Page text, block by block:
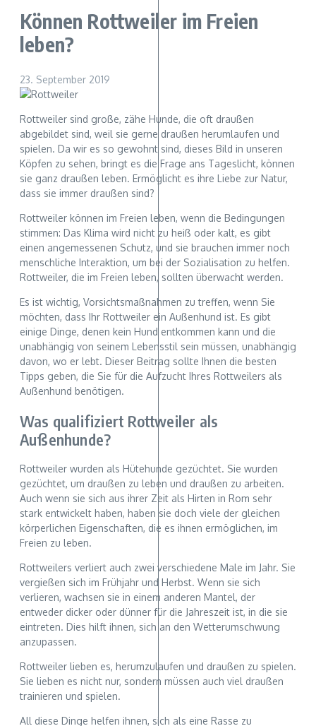
Können Rottweiler im Freien
leben?
23. September 2019
Rottweiler sind große, zähe Hunde, die oft draußen
abgebildet sind, weil sie gerne draußen herumlaufen und
spielen. Da wir es so gewohnt sind, dieses Bild in unseren
Köpfen zu sehen, bringt es die Frage ans Tageslicht, können
sie ganz draußen leben. Ermöglicht es ihre Liebe zur Natur,
dass sie immer draußen sind?
Rottweiler können im Freien leben, wenn die Bedingungen
stimmen: Das Klima wird nicht zu heiß oder kalt, es gibt
einen angemessenen Schutz, und sie brauchen immer noch
menschliche Interaktion, um bei der Sozialisation zu helfen.
Rottweiler, die im Freien leben, sollten überwacht werden.
Es ist wichtig, Vorsichtsmaßnahmen zu treffen, wenn Sie
möchten, dass Ihr Rottweiler ein Außenhund ist. Es gibt
einige Dinge, denen kein Hund entkommen kann und die
unabhängig von seinem Lebensstil sein müssen, unabhängig
davon, wo er lebt. Dieser Beitrag sollte Ihnen die besten
Tipps geben, die Sie für die Aufzucht Ihres Rottweilers als
Außenhund benötigen.
Was qualifiziert Rottweiler als
Außenhunde?
Rottweiler wurden als Hütehunde gezüchtet. Sie wurden
gezüchtet, um draußen zu leben und draußen zu arbeiten.
Auch wenn sie sich aus ihrer Zeit als Hirten in Rom sehr
stark entwickelt haben, haben sie doch viele der gleichen
körperlichen Eigenschaften, die es ihnen ermöglichen, im
Freien zu leben.
Rottweilers verliert auch zwei verschiedene Male im Jahr. Sie
vergießen sich im Frühjahr und Herbst. Wenn sie sich
verlieren, wachsen sie in einem anderen Mantel, der
entweder dicker oder dünner für die Jahreszeit ist, in die sie
eintreten. Dies hilft ihnen, sich an den Wetterumschwung
anzupassen.
Rottweiler lieben es, herumzulaufen und draußen zu spielen.
Sie lieben es nicht nur, sondern müssen auch viel draußen
trainieren und spielen.
All diese Dinge helfen ihnen, sich als eine Rasse zu